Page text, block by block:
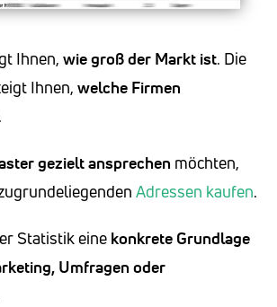
Ihnen, wie groß der Markt ist. Die
Ihnen, welche Firmen
gezielt ansprechen möchten,
Adressen kaufen.
Statistik eine konkrete Grundlage
Umfragen oder